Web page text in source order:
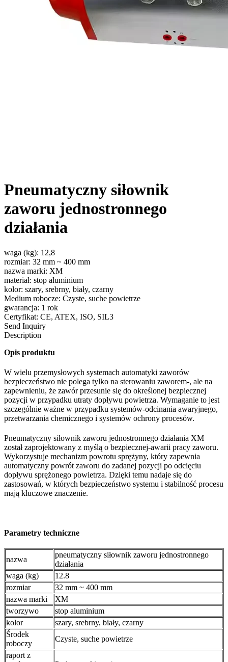
Pneumatyczny siłownik
zaworu jednostronnego
działania
waga (kg): 12,8
rozmiar: 32 mm ~ 400 mm
nazwa marki: XM
materiał: stop aluminium
kolor: szary, srebrny, biały, czarny
Medium robocze: Czyste, suche powietrze
gwarancja: 1 rok
Certyfikat: CE, ATEX, ISO, SIL3
Send Inquiry
Description
Opis produktu
W wielu przemysłowych systemach automatyki zaworów
bezpieczeństwo nie polega tylko na sterowaniu zaworem-, ale na
zapewnieniu, że zawór przesunie się do określonej bezpiecznej
pozycji w przypadku utraty dopływu powietrza. Wymaganie to jest
szczególnie ważne w przypadku systemów-odcinania awaryjnego,
przetwarzania chemicznego i systemów ochrony procesów.
Pneumatyczny siłownik zaworu jednostronnego działania XM
został zaprojektowany z myślą o bezpiecznej-awarii pracy zaworu.
Wykorzystuje mechanizm powrotu sprężyny, który zapewnia
automatyczny powrót zaworu do zadanej pozycji po odcięciu
dopływu sprężonego powietrza. Dzięki temu nadaje się do
zastosowań, w których bezpieczeństwo systemu i stabilność procesu
mają kluczowe znaczenie.
Parametry techniczne
nazwa
pneumatyczny siłownik zaworu jednostronnego
działania
waga (kg)
12.8
rozmiar
32 mm ~ 400 mm
nazwa marki
XM
tworzywo
stop aluminium
kolor
szary, srebrny, biały, czarny
Środek
roboczy
Czyste, suche powietrze
raport z